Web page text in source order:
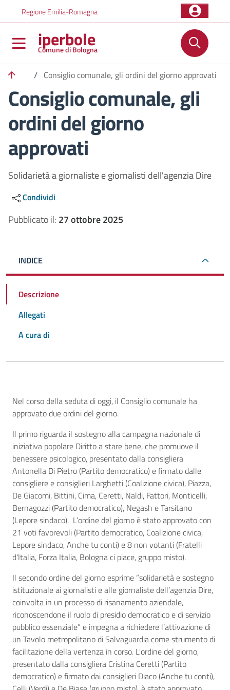
Regione Emilia-Romagna
iperbole
Comune di Bologna
/ Consiglio comunale, gli ordini del giorno approvati
Consiglio comunale, gli
ordini del giorno
approvati
Solidarietà a giornaliste e giornalisti dell'agenzia Dire
Condividi
Pubblicato il: 27 ottobre 2025
INDICE
Descrizione
Allegati
A cura di
Descrizione
Nel corso della seduta di oggi, il Consiglio comunale ha
approvato due ordini del giorno.
Il primo riguarda il sostegno alla campagna nazionale di
iniziativa popolare Diritto a stare bene, che promuove il
benessere psicologico, presentato dalla consigliera
Antonella Di Pietro (Partito democratico) e firmato dalle
consigliere e consiglieri Larghetti (Coalizione civica), Piazza,
De Giacomi, Bittini, Cima, Ceretti, Naldi, Fattori, Monticelli,
Bernagozzi (Partito democratico), Negash e Tarsitano
(Lepore sindaco). L’ordine del giorno è stato approvato con
21 voti favorevoli (Partito democratico, Coalizione civica,
Lepore sindaco, Anche tu conti) e 8 non votanti (Fratelli
d'Italia, Forza Italia, Bologna ci piace, gruppo misto).
Il secondo ordine del giorno esprime “solidarietà e sostegno
istituzionale ai giornalisti e alle giornaliste dell’agenzia Dire,
coinvolta in un processo di risanamento aziendale,
riconoscendone il ruolo di presidio democratico e di servizio
pubblico essenziale” e impegna a richiedere l’attivazione di
un Tavolo metropolitano di Salvaguardia come strumento di
facilitazione della vertenza in corso. L'ordine del giorno,
presentato dalla consigliera Cristina Ceretti (Partito
democratico) e firmato dai consiglieri Diaco (Anche tu conti),